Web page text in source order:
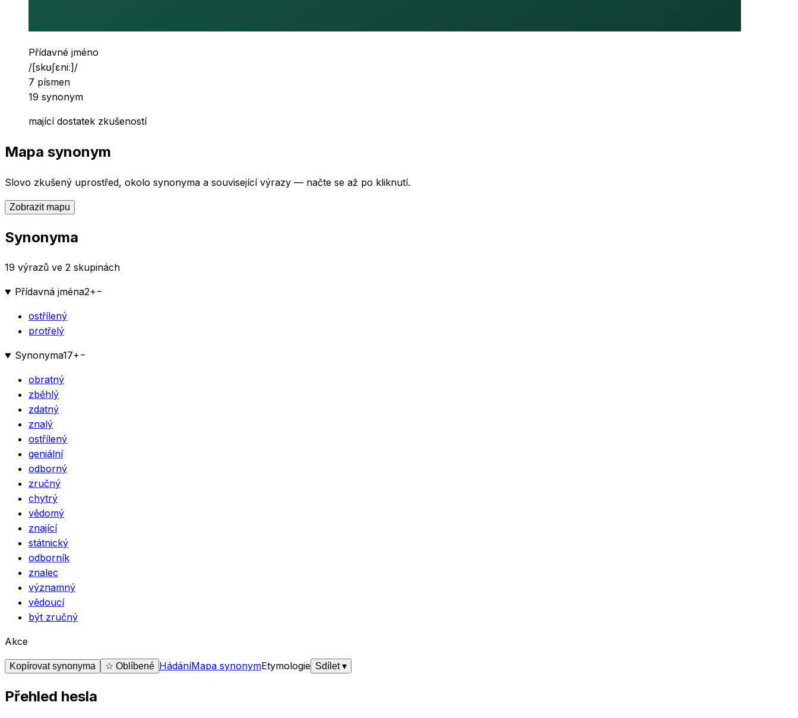
Slovní druh
Přídavné jméno
Výslovnost
/[skʊʃɛniː]/
Počet písmen
7 písmen
Počet synonym
19 synonym
mající dostatek zkušeností
Mapa synonym
Slovo zkušený uprostřed, okolo synonyma a související výrazy — načte se až po kliknutí.
Zobrazit mapu
Synonyma
19 výrazů ve 2 skupinách
Přídavná jména2+−
ostřílený
protřelý
Synonyma17+−
obratný
zběhlý
zdatný
znalý
ostřílený
geniální
odborný
zručný
chytrý
vědomý
znající
státnický
odborník
znalec
významný
vědoucí
být zručný
Akce
Kopírovat synonyma ☆ Oblíbené HádáníMapa synonymEtymologie Sdílet▾
Přehled hesla